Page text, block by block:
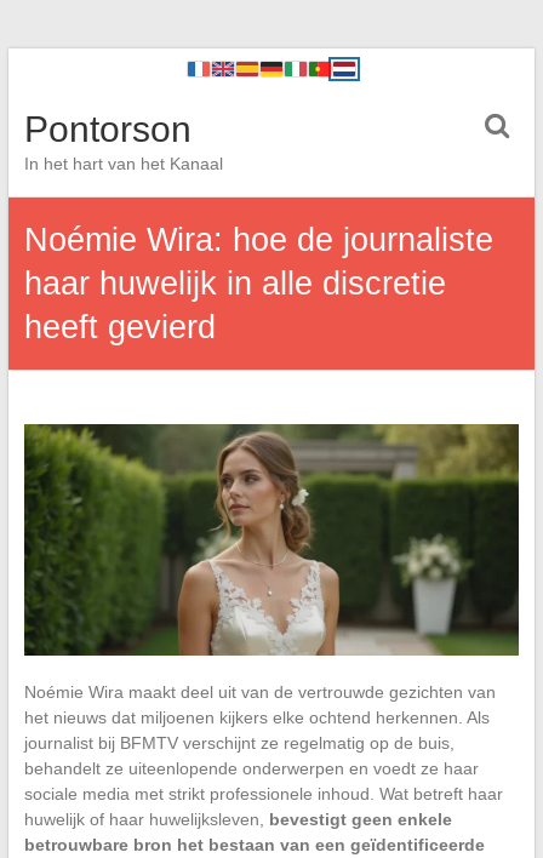
Pontorson
In het hart van het Kanaal
Noémie Wira: hoe de journaliste
haar huwelijk in alle discretie
heeft gevierd
Noémie Wira maakt deel uit van de vertrouwde gezichten van
het nieuws dat miljoenen kijkers elke ochtend herkennen. Als
journalist bij BFMTV verschijnt ze regelmatig op de buis,
behandelt ze uiteenlopende onderwerpen en voedt ze haar
sociale media met strikt professionele inhoud. Wat betreft haar
huwelijk of haar huwelijksleven, bevestigt geen enkele
betrouwbare bron het bestaan van een geïdentificeerde